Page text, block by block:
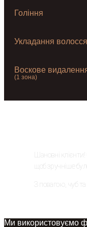
Гоління
Укладання волосся
Воскове
(1 зона)
Шановні
щоб зручніше
З повагою, чуб та
Ми використовуємо